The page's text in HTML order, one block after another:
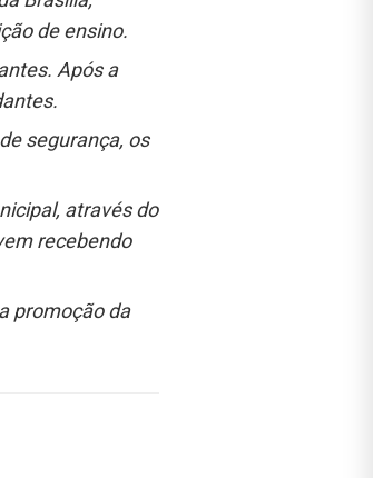
de ensino.
Após a
segurança, os
através do
recebendo
promoção da